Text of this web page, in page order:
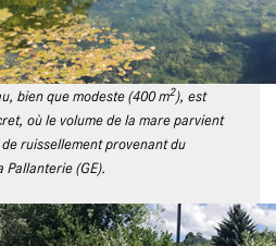
bien que modeste (400 m2), est
où le volume de la mare parvient
ruissellement provenant du
Pallanterie (GE).